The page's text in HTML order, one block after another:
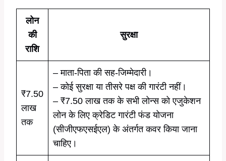
लोन
की
राशि
सुरक्षा
₹7.50
लाख
तक
– माता-पिता की सह-जिम्मेदारी।
– कोई सुरक्षा या तीसरे पक्ष की गारंटी नहीं।
– ₹7.50 लाख तक के सभी लोन्स को एजुकेशन
लोन के लिए क्रेडिट गारंटी फंड योजना
(सीजीएफएसईएल) के अंतर्गत कवर किया जाना
चाहिए।